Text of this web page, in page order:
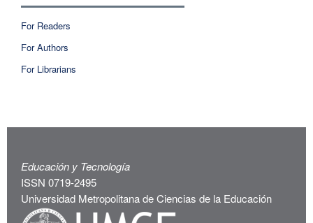
For Readers
For Authors
For Librarians
Educación y Tecnología
ISSN 0719-2495
Universidad Metropolitana de Ciencias de la Educación